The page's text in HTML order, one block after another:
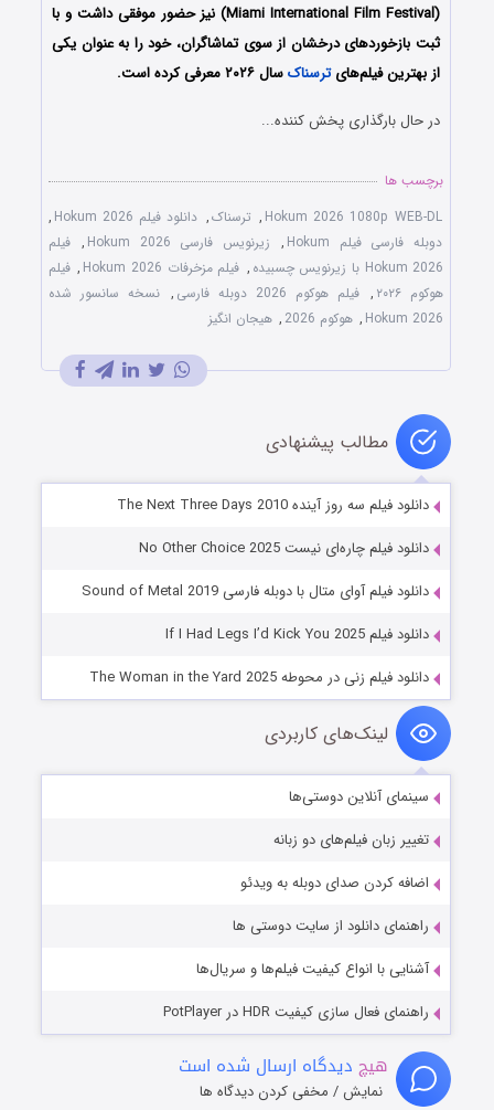
(Miami International Film Festival) نیز حضور موفقی داشت و با
ثبت بازخوردهای درخشان از سوی تماشاگران، خود را به عنوان یکی
از بهترین فیلم‌هایترسناکسال ۲۰۲۶ معرفی کرده است.
در حال بارگذاری پخش کننده...
برچسب ها
Hokum 2026 1080p WEB-DL
, ترسناک, دانلود فیلم Hokum 2026
,
دوبله فارسی فیلم Hokum
, زیرنویس فارسی Hokum 2026 , فیلم
Hokum 2026 با زیرنویس چسبیده
, فیلم مزخرفات Hokum 2026 , فیلم
هوکوم ۲۰۲۶
, فیلم هوکوم 2026 دوبله فارسی , نسخه سانسور شده
Hokum 2026
, هوکوم 2026 , هیجان انگیز
مطالب پیشنهادی
دانلود فیلم سه روز آینده The Next Three Days 2010
دانلود فیلم چاره‌ای نیست No Other Choice 2025
دانلود فیلم آوای متال با دوبله فارسی Sound of Metal 2019
دانلود فیلم If I Had Legs I’d Kick You 2025
دانلود فیلم زنی در محوطه The Woman in the Yard 2025
لینک‌های کاربردی
سینمای آنلاین دوستی‌ها
تغییر زبان فیلم‌های دو زبانه
اضافه کردن صدای دوبله به ویدئو
راهنمای دانلود از سایت دوستی ها
آشنایی با انواع کیفیت فیلم‌ها و سریال‌ها
راهنمای فعال سازی کیفیت HDR در PotPlayer
هیچ دیدگاه ارسال شده است
نمایش / مخفی کردن دیدگاه ها